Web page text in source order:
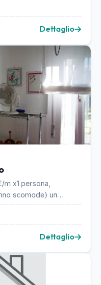
Dettaglio
m x1 persona,
scomode) un
in villa con ampio
Dettaglio